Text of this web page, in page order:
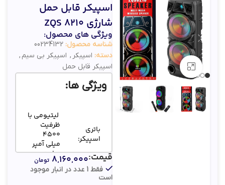
بزرگنمایی تصویر
اسپیکر قابل حمل
شارژی ZQS 8210
ویژگی های محصول:
شناسه محصول: 00234132
دسته: اسپیکر , اسپیکر بی سیم ,
اسپیکر قابل حمل
ویژگی ها:
باتری
اسپیکر:
لیتیومی با
ظرفیت
4500
میلی آمپر
ساعت
تعداد
فقط 1 عدد در انبار موجود
است
قیمت:۸,۱۶۰,۰۰۰ تومان